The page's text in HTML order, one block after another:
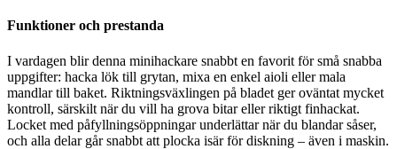
Funktioner och prestanda
I vardagen blir denna minihackare snabbt en favorit för små snabba
uppgifter: hacka lök till grytan, mixa en enkel aioli eller mala
mandlar till baket. Riktningsväxlingen på bladet ger oväntat mycket
kontroll, särskilt när du vill ha grova bitar eller riktigt finhackat.
Locket med påfyllningsöppningar underlättar när du blandar såser,
och alla delar går snabbt att plocka isär för diskning – även i maskin.